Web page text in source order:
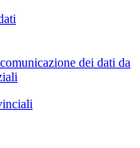
dei dati da